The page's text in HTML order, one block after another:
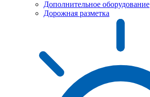
Дополнительное оборудование
Дорожная разметка